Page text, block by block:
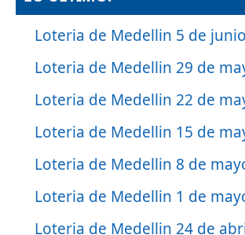
Loteria de Medellin 5 de
Loteria de Medellin 29 de
Loteria de Medellin 22 de
Loteria de Medellin 15 de
Loteria de Medellin 8 de
Loteria de Medellin 1 de
Loteria de Medellin 24 de